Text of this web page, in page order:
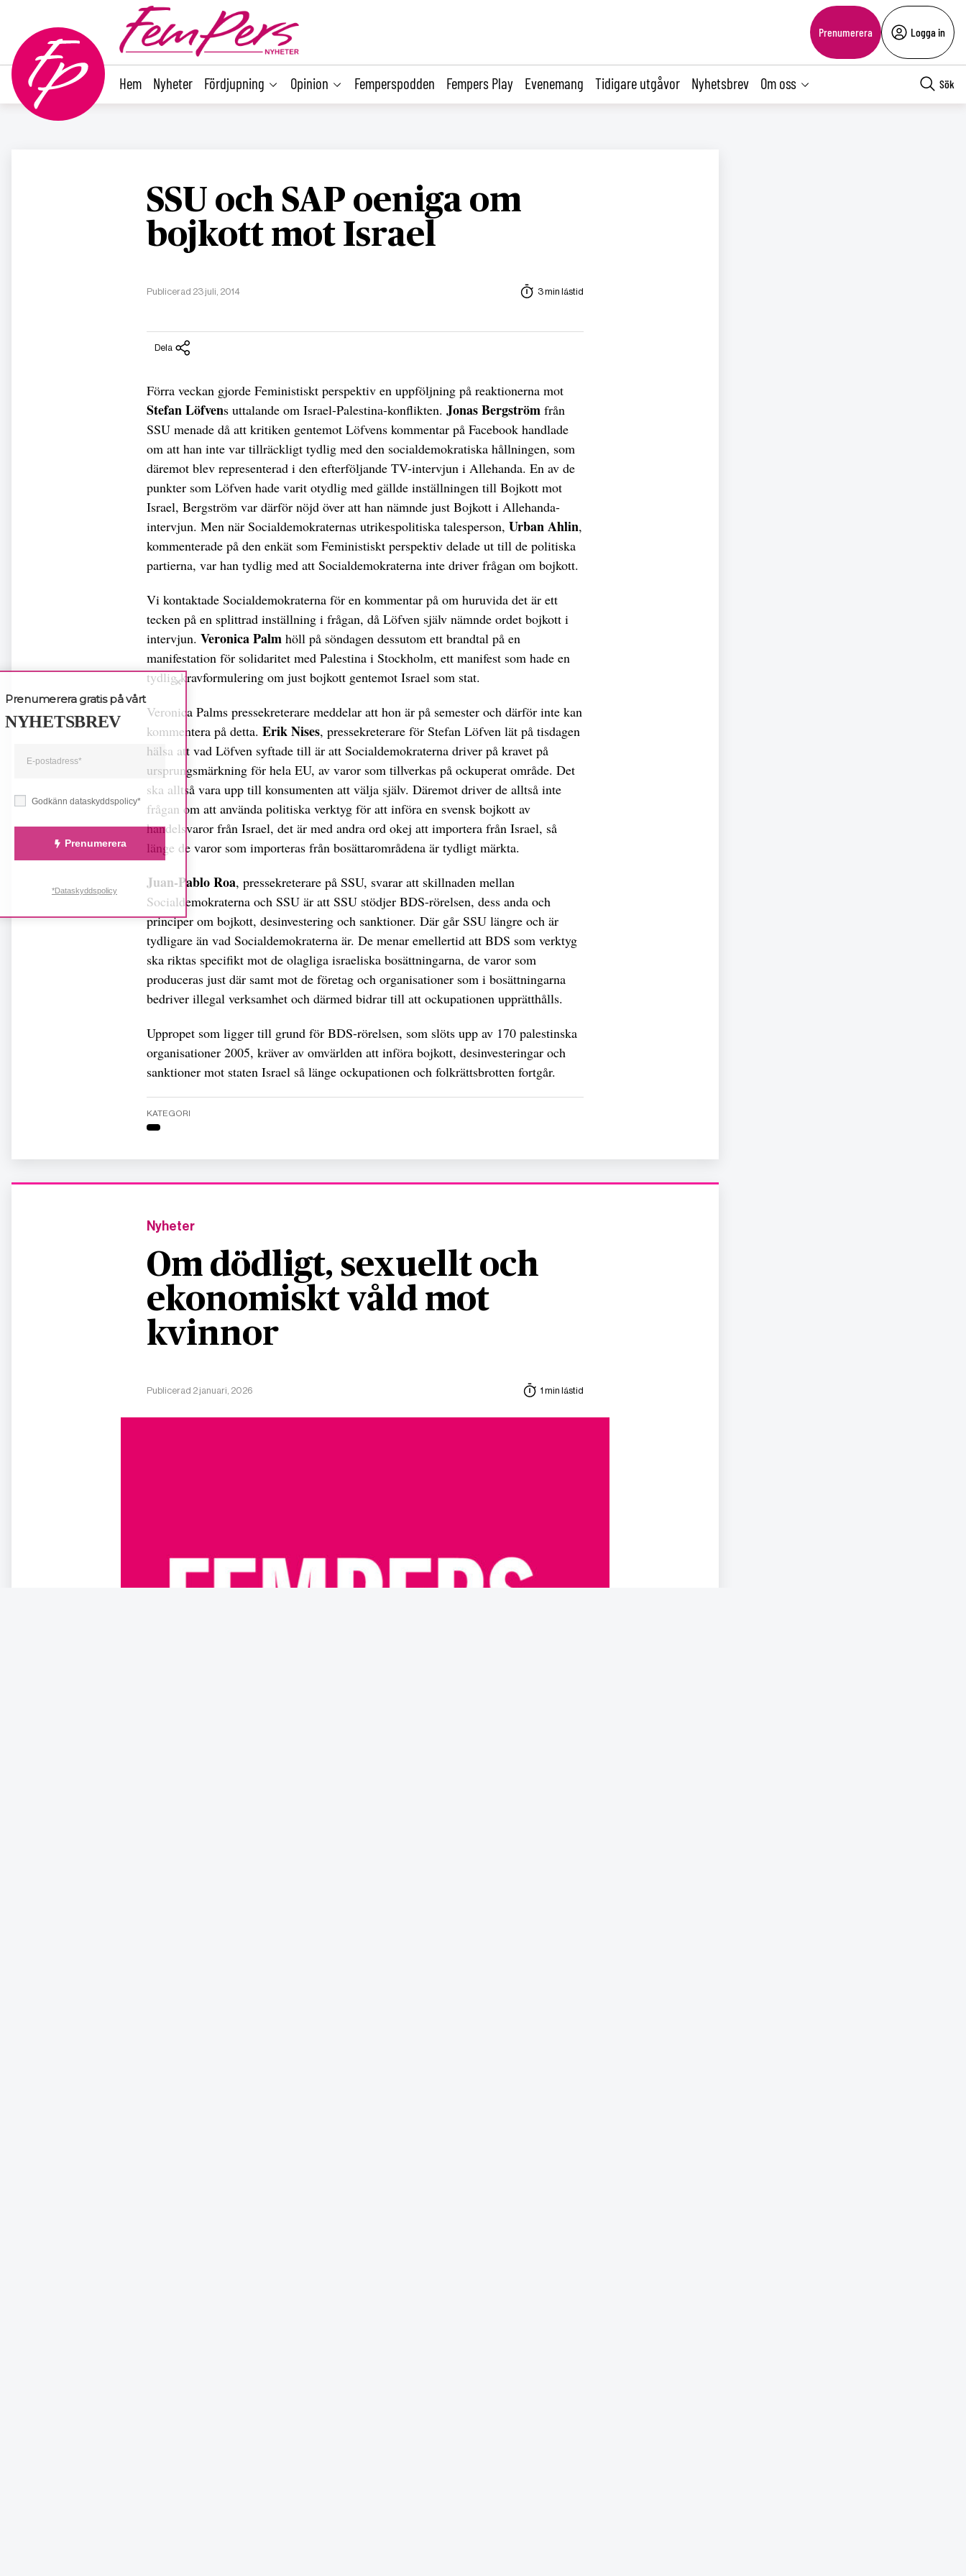
Prenumerera Logga in
Hem Nyheter Fördjupning Opinion Femperspodden Fempers Play Evenemang Tidigare utgåvor Nyhetsbrev Om oss Sök
SSU och SAP oeniga om
bojkott mot Israel
Publicerad 23 juli, 2014 3 min lästid
Dela
Förra veckan gjorde Feministiskt perspektiv en uppföljning på reaktionerna mot
Stefan Löfvens uttalande om Israel-Palestina-konflikten. Jonas Bergström från
SSU menade då att kritiken gentemot Löfvens kommentar på Facebook handlade
om att han inte var tillräckligt tydlig med den socialdemokratiska hållningen, som
däremot blev representerad i den efterföljande TV-intervjun i Allehanda. En av de
punkter som Löfven hade varit otydlig med gällde inställningen till Bojkott mot
Israel, Bergström var därför nöjd över att han nämnde just Bojkott i Allehanda-
intervjun. Men när Socialdemokraternas utrikespolitiska talesperson, Urban Ahlin,
kommenterade på den enkät som Feministiskt perspektiv delade ut till de politiska
partierna, var han tydlig med att Socialdemokraterna inte driver frågan om bojkott.
Vi kontaktade Socialdemokraterna för en kommentar på om huruvida det är ett
tecken på en splittrad inställning i frågan, då Löfven själv nämnde ordet bojkott i
intervjun. Veronica Palm höll på söndagen dessutom ett brandtal på en
manifestation för solidaritet med Palestina i Stockholm, ett manifest som hade en
tydlig kravformulering om just bojkott gentemot Israel som stat.
Veronica Palms pressekreterare meddelar att hon är på semester och därför inte kan
kommentera på detta. Erik Nises, pressekreterare för Stefan Löfven lät på tisdagen
hälsa att vad Löfven syftade till är att Socialdemokraterna driver på kravet på
ursprungsmärkning för hela EU, av varor som tillverkas på ockuperat område. Det
ska alltså vara upp till konsumenten att välja själv. Däremot driver de alltså inte
frågan om att använda politiska verktyg för att införa en svensk bojkott av
handelsvaror från Israel, det är med andra ord okej att importera från Israel, så
länge de varor som importeras från bosättarområdena är tydligt märkta.
Juan-Pablo Roa, pressekreterare på SSU, svarar att skillnaden mellan
Socialdemokraterna och SSU är att SSU stödjer BDS-rörelsen, dess anda och
principer om bojkott, desinvestering och sanktioner. Där går SSU längre och är
tydligare än vad Socialdemokraterna är. De menar emellertid att BDS som verktyg
ska riktas specifikt mot de olagliga israeliska bosättningarna, de varor som
produceras just där samt mot de företag och organisationer som i bosättningarna
bedriver illegal verksamhet och därmed bidrar till att ockupationen upprätthålls.
Uppropet som ligger till grund för BDS-rörelsen, som slöts upp av 170 palestinska
organisationer 2005, kräver av omvärlden att införa bojkott, desinvesteringar och
sanktioner mot staten Israel så länge ockupationen och folkrättsbrotten fortgår.
KATEGORI
Nyheter
Om dödligt, sexuellt och
ekonomiskt våld mot
kvinnor
Publicerad 2 januari, 2026 1 min lästid
Godkänn dataskyddspolicy*
Prenumerera
Prenumerera gratis på vårt
NYHETSBREV
*Dataskyddspolicy